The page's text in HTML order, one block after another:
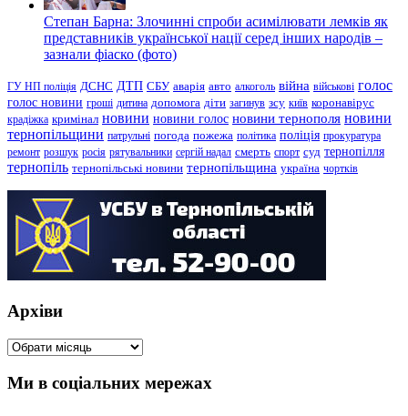
Степан Барна: Злочинні спроби асимілювати лемків як
представників української нації серед інших народів –
зазнали фіаско (фото)
ГУ НП поліція ДСНС ДТП СБУ аварія авто алкоголь війна військові голос
голос новини гроші дитина допомога діти загинув зсу київ коронавірус
крадіжка кримінал новини новини голос новини тернополя новини
тернопільщини патрульні погода пожежа політика поліція прокуратура
ремонт розшук росія рятувальники сергій надал смерть спорт суд тернопілля
тернопіль тернопільські новини тернопільщина україна чортків
Архіви
Архіви
Ми в соціальних мережах